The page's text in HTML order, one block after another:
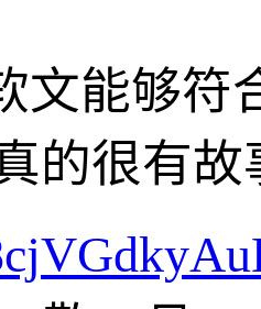
文能够符
的很有